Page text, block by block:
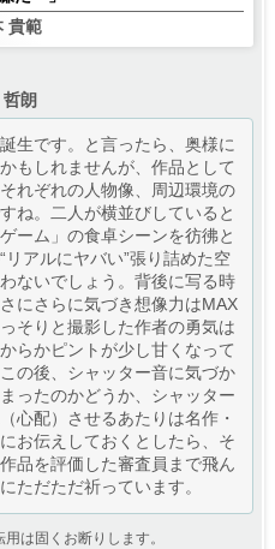
貴範
朗
生です。と言ったら、奥様に
もしれませんが、作品として
れぞれの人物像、周辺環境の
ね。二人が横並びしていると
ーム」の食卓シーンを彷彿と
リアルにヤバい”張り詰めた空
ないでしょう。背後に写る時
にさらに気づき想像力はMAX
そりと撮影した作者の勇気は
らかピントが少し甘くなって
の後、シャッター音に気づか
ったのかどうか、シャッター
心配）させるあたりは名作・
お伝えしておくとしたら、そ
品を評価した審査員まで飛ん
ただただ祈っています。
は固くお断りします。